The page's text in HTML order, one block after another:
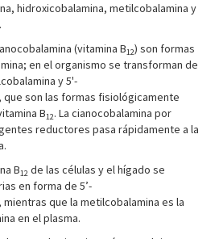
hidroxicobalamina, metilcobalamina y
(vitamina B12) son formas
en el organismo se transforman de
y 5'-
son las formas fisiológicamente
B12. La cianocobalamina por
reductores pasa rápidamente a la
B12 de las células y el hígado se
en forma de 5’-
que la metilcobalamina es la
en el plasma.